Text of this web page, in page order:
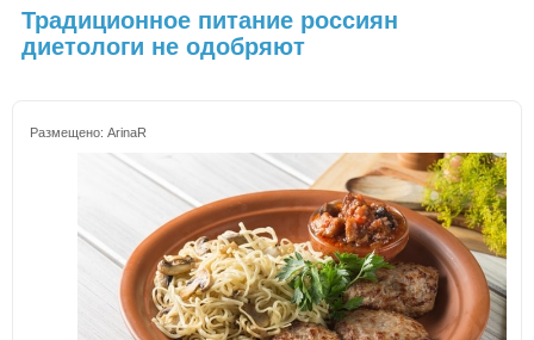
Традиционное питание россиян
диетологи не одобряют
Размещено: ArinaR